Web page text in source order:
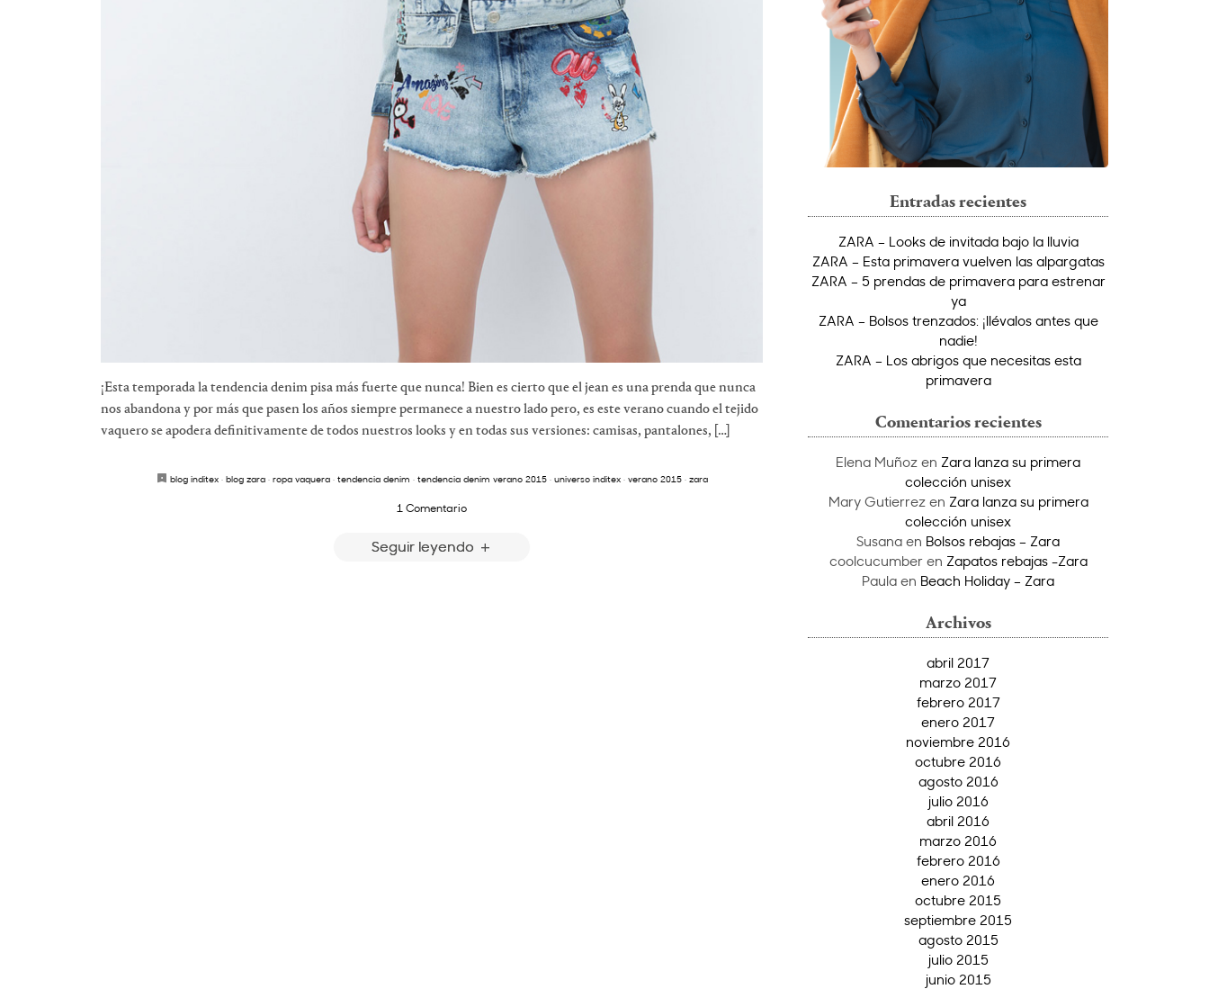
¡Esta temporada la tendencia denim pisa más fuerte que nunca! Bien es cierto que el jean es una prenda que nunca
nos abandona y por más que pasen los años siempre permanece a nuestro lado pero, es este verano cuando el tejido
vaquero se apodera definitivamente de todos nuestros looks y en todas sus versiones: camisas, pantalones, […]
blog inditex· blog zara· ropa vaquera· tendencia denim · tendencia denim verano 2015· universo inditex· verano 2015· zara
1 Comentario
Seguir leyendo
Entradas recientes
ZARA – Looks de invitada bajo la lluvia
ZARA – Esta primavera vuelven las alpargatas
ZARA – 5 prendas de primavera para estrenar
ya
ZARA – Bolsos trenzados: ¡llévalos antes que
nadie!
ZARA – Los abrigos que necesitas esta
primavera
Comentarios recientes
Elena Muñoz en Zara lanza su primera
colección unisex
Mary Gutierrezen Zara lanza su primera
colección unisex
Susana en Bolsos rebajas – Zara
coolcucumberen Zapatos rebajas -Zara
Paula en Beach Holiday – Zara
Archivos
abril 2017
marzo 2017
febrero 2017
enero 2017
noviembre 2016
octubre 2016
agosto 2016
julio 2016
abril 2016
marzo 2016
febrero 2016
enero 2016
octubre 2015
septiembre 2015
agosto 2015
julio 2015
junio 2015